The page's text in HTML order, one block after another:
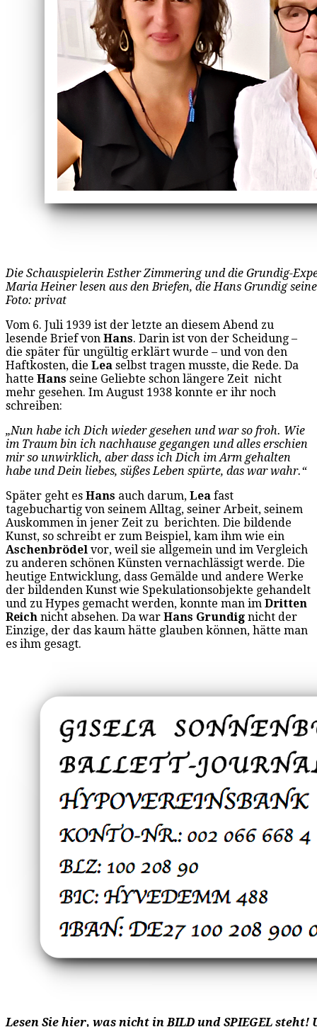
Die Schauspielerin Esther Zimmering und die Grundig-
Maria Heiner lesen aus den Briefen, die Hans Grundig
Foto: privat
Vom 6. Juli 1939 ist der letzte an diesem Abend zu
lesende Brief von Hans. Darin ist von der Scheidung –
die später für ungültig erklärt wurde – und von den
Haftkosten, die Lea selbst tragen musste, die Rede. Da
hatte Hans seine Geliebte schon längere Zeit nicht
mehr gesehen. Im August 1938 konnte er ihr noch
schreiben:
„Nun habe ich Dich wieder gesehen und war so froh. Wie
im Traum bin ich nachhause gegangen und alles erschien
mir so unwirklich, aber dass ich Dich im Arm gehalten
habe und Dein liebes, süßes Leben spürte, das war wahr.“
Später geht es Hans auch darum, Lea fast
tagebuchartig von seinem Alltag, seiner Arbeit, seinem
Auskommen in jener Zeit zu berichten. Die bildende
Kunst, so schreibt er zum Beispiel, kam ihm wie ein
Aschenbrödel vor, weil sie allgemein und im Vergleich
zu anderen schönen Künsten vernachlässigt werde. Die
heutige Entwicklung, dass Gemälde und andere Werke
der bildenden Kunst wie Spekulationsobjekte gehandelt
und zu Hypes gemacht werden, konnte man im Dritten
Reich nicht absehen. Da war Hans Grundig nicht der
Einzige, der das kaum hätte glauben können, hätte man
es ihm gesagt.
Lesen Sie hier, was nicht in BILD und SPIEGEL steht!